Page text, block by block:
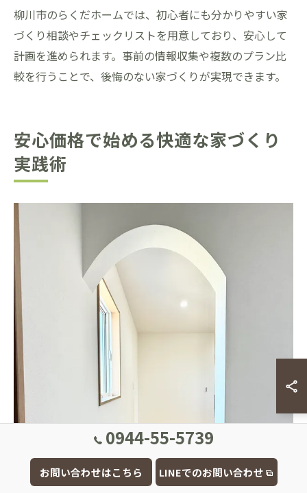
柳川市のらくだホームでは、初心者にも分かりやすい家
づくり相談やチェックリストを用意しており、安心して
計画を進められます。事前の情報収集や複数のプラン比
較を行うことで、後悔のない家づくりが実現できます。
安心価格で始める快適な家づくり
実践術
0944-55-5739
お問い合わせはこちら LINEでのお問い合わせ